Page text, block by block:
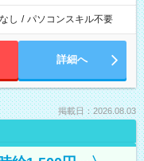
し / パソコンスキル不要
詳細へ
掲載日：2026.08.03